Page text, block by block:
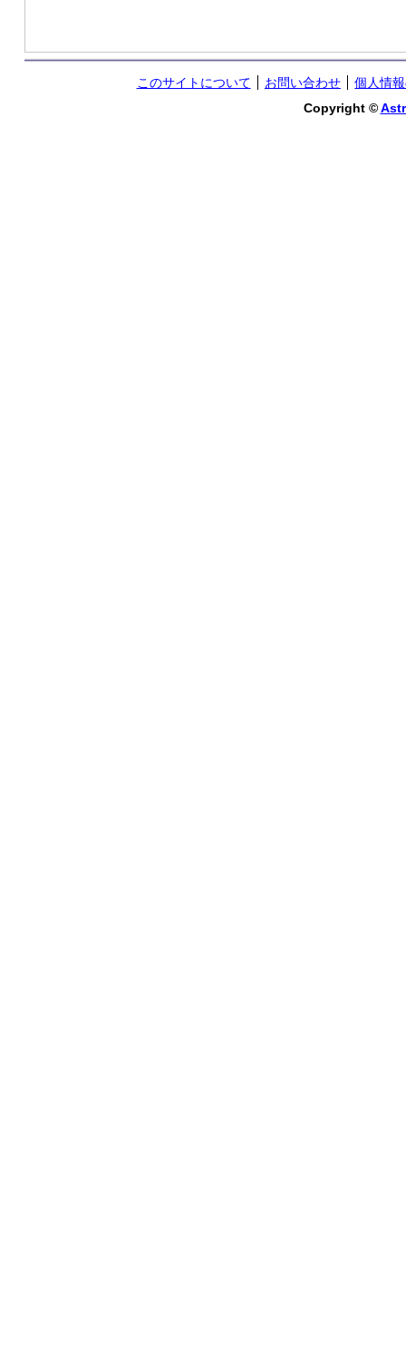
このサイトについて お問い合わせ
個人情
Copyright ©